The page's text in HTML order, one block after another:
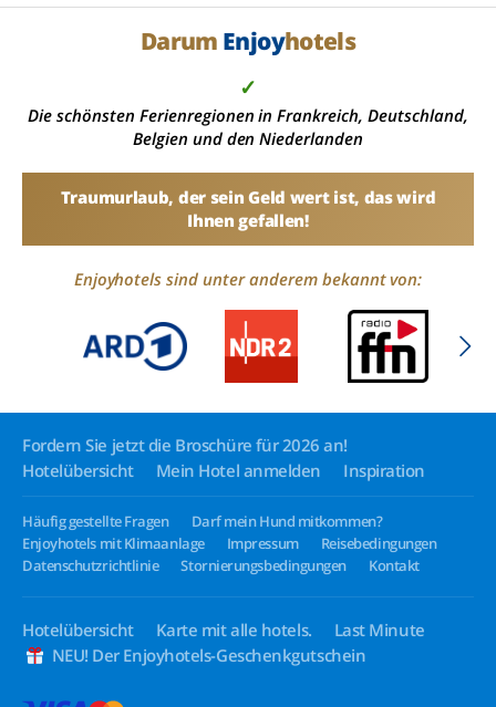
Darum Enjoyhotels
✓
Die schönsten Ferienregionen in Frankreich, Deutschland,
Belgien und den Niederlanden
Traumurlaub, der sein Geld wert ist, das wird
Ihnen gefallen!
Enjoyhotels sind unter anderem bekannt von:
Fordern Sie jetzt die Broschüre für 2026 an!
Hotelübersicht
Mein Hotel anmelden Inspiration
Häufig gestellte Fragen
Darf mein Hund mitkommen?
Enjoyhotels mit Klimaanlage
Impressum
Reisebedingungen
Datenschutzrichtlinie
Stornierungsbedingungen Kontakt
Hotelübersicht Karte mit alle hotels.
Last Minute
NEU! Der Enjoyhotels-Geschenkgutschein